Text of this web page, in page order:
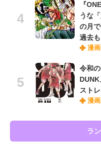
『
うな
の月
過去
漫画
令和
DUNK
スト
漫画
ラ